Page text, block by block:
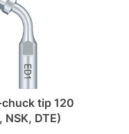
chuck tip 120
DTE)